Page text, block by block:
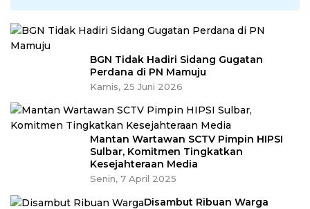
BGN Tidak Hadiri Sidang Gugatan
Perdana di PN Mamuju
Kamis, 25 Juni 2026
Mantan Wartawan SCTV Pimpin HIPSI
Sulbar, Komitmen Tingkatkan
Kesejahteraan Media
Senin, 7 April 2025
Disambut Ribuan Warga